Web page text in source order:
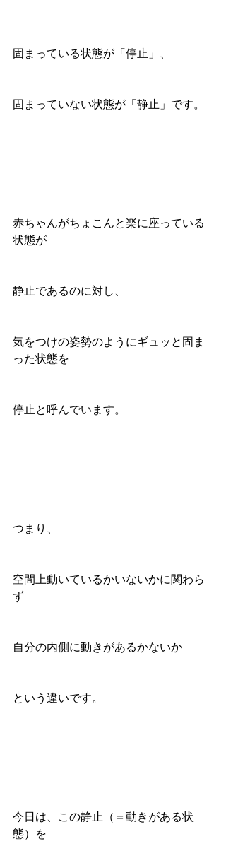
固まっている状態が「停止」、
固まっていない状態が「静止」です。
赤ちゃんがちょこんと楽に座っている
状態が
静止であるのに対し、
気をつけの姿勢のようにギュッと固ま
った状態を
停止と呼んでいます。
つまり、
空間上動いているかいないかに関わら
ず
自分の内側に動きがあるかないか
という違いです。
今日は、この静止（＝動きがある状
態）を